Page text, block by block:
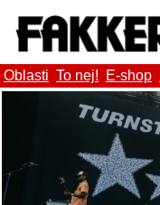
Oblasti To nej! E-shop